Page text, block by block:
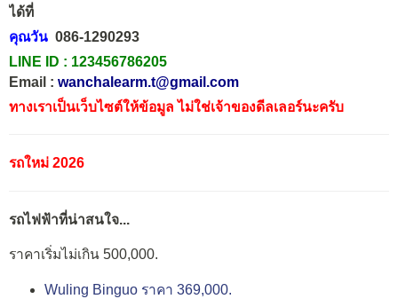
ได้ที่
คุณวัน 086-1290293
LINE ID : 123456786205
Email : wanchalearm.t@gmail.com
ทางเราเป็นเว็บไซต์ให้ข้อมูล ไม่ใช่เจ้าของดีลเลอร์นะครับ
รถใหม่ 2026
รถไฟฟ้าที่น่าสนใจ...
ราคาเริ่มไม่เกิน 500,000.
Wuling Binguo ราคา 369,000.